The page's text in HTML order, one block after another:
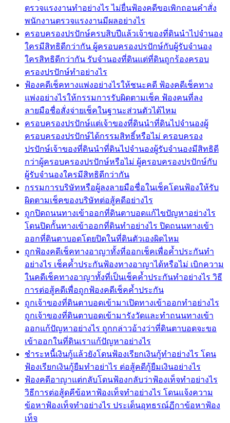
ตรวจแรงงานทำอย่างไร ไม่ยื่นฟ้องคดีขอเพิกถอนคำสั่ง
พนักงานตรวจแรงงานมีผลอย่างไร
ครอบครองปรปักษ์ครบสิบปีแล้วเจ้าของที่ดินนำไปจำนอง
ใครมีสิทธิดีกว่ากัน ผู้ครอบครองปรปักษ์กับผู้รับจำนอง
ใครสิทธิดีกว่ากัน รับจำนองที่ดินแต่ที่ดินถูกร้องครอบ
ครองปรปักษ์ทำอย่างไร
ฟ้องคดีเช็คทางแพ่งอย่างไรให้ชนะคดี ฟ้องคดีเช็คทาง
แพ่งอย่างไรให้กรรมการรับผิดตามเช็ค ฟ้องคนที่ลง
ลายมือชื่อสั่งจ่ายเช็คในฐานะส่วนตัวได้ไหม
ครอบครองปรปักษ์แต่เจ้าของที่ดินนำที่ดินไปจำนองผู้
ครอบครองปรปักษ์ได้กรรมสิทธิ์หรือไม่ ครอบครอง
ปรปักษ์เจ้าของที่ดินนำที่ดินไปจำนองผู้รับจำนองมีสิทธิดี
กว่าผู้ครอบครองปรปักษ์หรือไม่ ผู้ครอบครองปรปักษ์กับ
ผู้รับจำนองใครมีสิทธิดีกว่ากัน
กรรมการบริษัทหรือผู้ลงลายมือชื่อในเช็คโดนฟ้องให้รับ
ผิดตามเช็คของบริษัทต่อสู้คดีอย่างไร
ถูกปิดถนนทางเข้าออกที่ดินตาบอดแก้ไขปัญหาอย่างไร
โดนปิดกั้นทางเข้าออกที่ดินทำอย่างไร ปิดถนนทางเข้า
ออกที่ดินตาบอดโดยปิดในที่ดินตัวเองผิดไหม
ถูกฟ้องคดีเช็คทางอาญาทั้งที่ออกเช็คเพื่อค้ำประกันทำ
อย่างไร เช็คค้ำประกันฟ้องทางอาญาได้หรือไม่ เบิกความ
ในคดีเช็คทางอาญาทั้งที่เป็นเช็คค้ำประกันทำอย่างไร วิธี
การต่อสู้คดีเพื่อถูกฟ้องคดีเช็คค้ำประกัน
ถูกเจ้าของที่ดินตาบอดเข้ามาเปิดทางเข้าออกทำอย่างไร
ถูกเจ้าของที่ดินตาบอดเข้ามารังวัดและทำถนนทางเข้า
ออกแก้ปัญหาอย่างไร ถูกกล่าวอ้างว่าที่ดินตาบอดจะขอ
เข้าออกในที่ดินเราแก้ปัญหาอย่างไร
ชำระหนี้เงินกู้แล้วยังโดนฟ้องเรียกเงินกู้ทำอย่างไร โดน
ฟ้องเรียกเงินกู้ยืมทำอย่าไร ต่อสู้คดีกู้ยืมเงินอย่างไร
ฟ้องคดีอาญาแต่กลับโดนฟ้องกลับว่าฟ้องเท็จทำอย่างไร
วิธีการต่อสู้ดคีข้อหาฟ้องเท็จทำอย่างไร โดนแจ้งความ
ข้อหาฟ้องเท็จทำอย่างไร ประเด็นอุทธรณ์ฏีกาข้อหาฟ้อง
เท็จ